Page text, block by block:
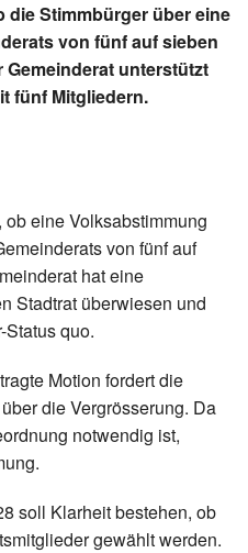
die Stimmbürger über eine
von fünf auf sieben
Gemeinderat unterstützt
fünf Mitgliedern.
eine Volksabstimmung
von fünf auf
hat eine
Stadtrat überwiesen und
quo.
Motion fordert die
die Vergrösserung. Da
notwendig ist,
soll Klarheit bestehen, ob
gewählt werden.